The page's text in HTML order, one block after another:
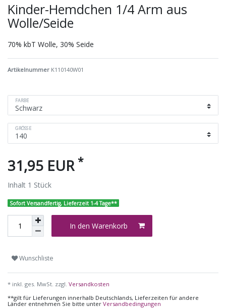
Kinder-Hemdchen 1/4 Arm aus
Wolle/Seide
70% kbT Wolle, 30% Seide
Artikelnummer K110140W01
FARBE
GRÖSSE
31,95 EUR *
Inhalt 1 Stück
Sofort Versandfertig, Lieferzeit 1-4 Tage**
In den Warenkorb
Wunschliste
* inkl. ges. MwSt. zzgl. Versandkosten
**gilt für Lieferungen innerhalb Deutschlands, Lieferzeiten für andere
Länder entnehmen Sie bitte unter Versandbedingungen